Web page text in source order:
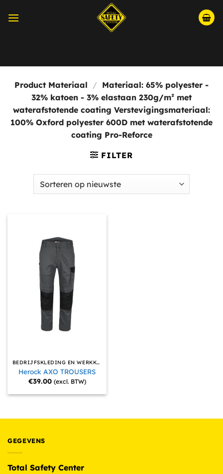
naar
Product Materiaal / Materiaal: 65% polyester -
32% katoen - 3% elastaan 230g/m² met
waterafstotende coating Verstevigingsmateriaal:
100% Oxford polyester 600D met waterafstotende
coating Pro-Reforce
FILTER
BEDRIJFSKLEDING EN WERKKLEDING
Herock AXO TROUSERS
€39.00 (excl. BTW)
GEGEVENS
Total Safety Center